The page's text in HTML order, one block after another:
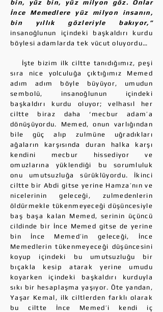
bin, yüz bin, yüz milyon göz. Onlar
İnce Memedlere yüz milyon insanın,
bin yıllık gözleriyle bakıyor,”
insanoğlunun içindeki başkaldırı kurdu
böylesi adamlarda tek vücut oluyordu…
İşte bizim ilk ciltte tanıdığımız, peşi
sıra nice yolculuğa çıktığımız Memed
adım adım böyle büyüyor, umudun
sembolü, insanoğlunun içindeki
başkaldırı kurdu oluyor; velhasıl her
ciltte biraz daha ‘mecbur adam’a
dönüşüyordu. Memed, onun varlığından
bile güç alıp zulmüne uğradıkları
ağaların karşısında duran halka karşı
kendini mecbur hissediyor ve
omuzlarına yüklendiği bu sorumluluk
onu umutsuzluğa sürüklüyordu. İkinci
ciltte bir Abdi gitse yerine Hamza’nın ve
nicelerinin geleceği, zulmedenlerin
öldürmekle tükenmeyeceği düşüncesiyle
baş başa kalan Memed, serinin üçüncü
cildinde bir İnce Memed gitse de yerine
bin İnce Memed’in geleceği, İnce
Memedlerin tükenmeyeceği düşüncesini
koyup içindeki bu umutsuzluğu bir
bıçakla kesip atarak yerine umudu
koyarken içindeki başkaldırı kurduyla
sıkı bir hesaplaşma yaşıyor. Öte yandan,
Yaşar Kemal, ilk ciltlerden farklı olarak
bu ciltte İnce Memed’i kendi iç